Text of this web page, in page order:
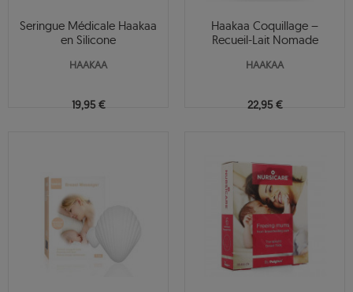
Seringue Médicale Haakaa
en Silicone
HAAKAA
19,95 €
Haakaa Coquillage –
Recueil-Lait Nomade
HAAKAA
22,95 €